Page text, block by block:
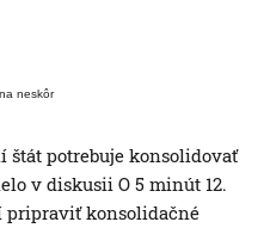
neskôr
potrebuje konsolidovať
v diskusii O 5 minút 12.
pripraviť konsolidačné